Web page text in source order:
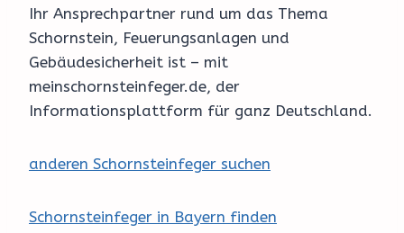
Ihr Ansprechpartner rund um das Thema
Schornstein, Feuerungsanlagen und
Gebäudesicherheit ist – mit
meinschornsteinfeger.de, der
Informationsplattform für ganz Deutschland.
anderen Schornsteinfeger suchen
Schornsteinfeger in Bayern finden